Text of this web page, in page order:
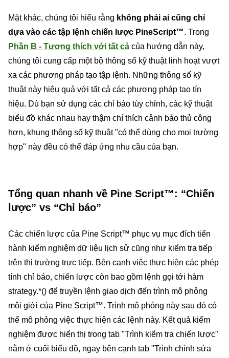
Mặt khác, chúng tôi hiểu rằng không phải ai cũng chỉ
dựa vào các tập lệnh chiến lược PineScript™. Trong
Phần B - Tương thích với tất cả của hướng dẫn này,
chúng tôi cung cấp một bộ thông số kỹ thuật linh hoạt vượt
xa các phương pháp tạo tập lệnh. Những thông số kỹ
thuật này hiệu quả với tất cả các phương pháp tạo tín
hiệu. Dù bạn sử dụng các chỉ báo tùy chỉnh, các kỹ thuật
biểu đồ khác nhau hay thậm chí thích cảnh báo thủ công
hơn, khung thông số kỹ thuật "có thể dùng cho mọi trường
hợp" này đều có thể đáp ứng nhu cầu của bạn.
Tổng quan nhanh về Pine Script™: “Chiến
lược” vs “Chỉ báo”
Các chiến lược của Pine Script™ phục vụ mục đích tiến
hành kiểm nghiệm dữ liệu lịch sử cũng như kiểm tra tiếp
trên thị trường trực tiếp. Bên cạnh việc thực hiện các phép
tính chỉ báo, chiến lược còn bao gồm lệnh gọi tới hàm
strategy.*() để truyền lệnh giao dịch đến trình mô phỏng
môi giới của Pine Script™. Trình mô phỏng này sau đó có
thể mô phỏng việc thực hiện các lệnh này. Kết quả kiểm
nghiệm được hiển thị trong tab "Trình kiểm tra chiến lược"
nằm ở cuối biểu đồ, ngay bên cạnh tab "Trình chỉnh sửa